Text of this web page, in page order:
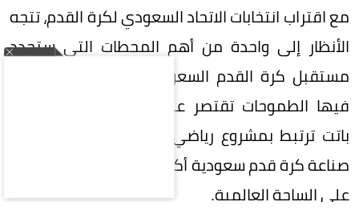
مع اقتراب انتخابات الاتحاد السعودي لكرة القدم، تتجه
الأنظار إلى واحدة من أهم المحطات التي ستحدد
مستقبل كرة القدم السعودية، في مرحلة لم تعد
فيها الطموحات تقتصر على تحقيق البطولات، بل
باتت ترتبط بمشروع رياضي وطني كبير، يتطلع إلى
صناعة كرة قدم سعودية أكثر تنافسية وتأثيراً وحضوراً
على الساحة العالمية.